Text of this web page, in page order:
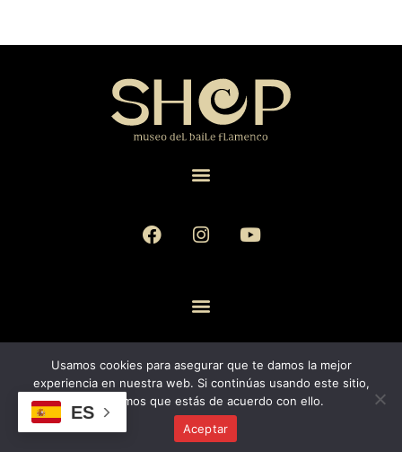
Museo del Baile Flamenco © 2026. All rights reserved.
ES
Usamos cookies para asegurar que te damos la mejor
experiencia en nuestra web. Si continúas usando este sitio,
asumiremos que estás de acuerdo con ello.
Aceptar